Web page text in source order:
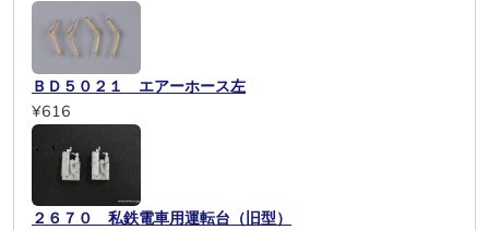
ＢＤ５０２１ エアーホース左
¥616
２６７０ 私鉄電車用運転台（旧型）